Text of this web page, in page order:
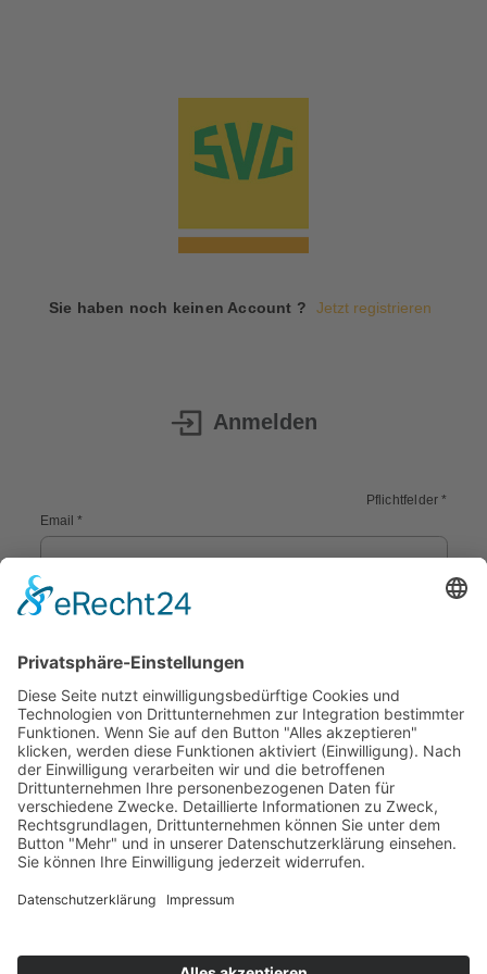
Sie haben noch keinen Account ? Jetzt registrieren
Anmelden
Pflichtfelder *
Email *
Passwort *
Captcha
Angemeldet bleiben Passwort vergessen?
Anmelden